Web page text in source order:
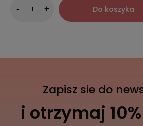
- + Do koszyka
Zapisz sie do
i otrzymaj